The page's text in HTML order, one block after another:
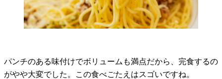
パンチのある味付けでボリュームも満点だから、完食するの
がやや大変でした。この食べごたえはスゴいですね。